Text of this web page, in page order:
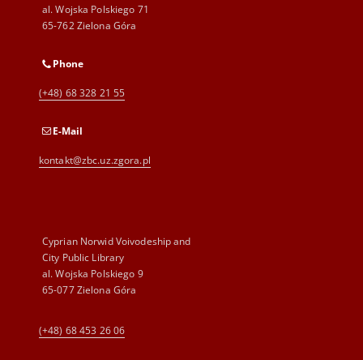
al. Wojska Polskiego 71
65-762 Zielona Góra
Phone
(+48) 68 328 21 55
E-Mail
kontakt@zbc.uz.zgora.pl
Cyprian Norwid Voivodeship and
City Public Library
al. Wojska Polskiego 9
65-077 Zielona Góra
(+48) 68 453 26 06